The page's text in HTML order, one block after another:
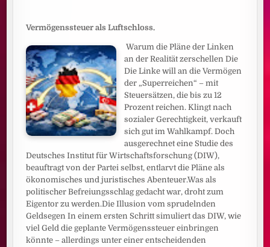
Vermögenssteuer als Luftschloss.
Warum die Pläne der Linken
an der Realität zerschellen Die
Die Linke will an die Vermögen
der „Superreichen“ – mit
Steuersätzen, die bis zu 12
Prozent reichen. Klingt nach
sozialer Gerechtigkeit, verkauft
sich gut im Wahlkampf. Doch
ausgerechnet eine Studie des
Deutsches Institut für Wirtschaftsforschung (DIW),
beauftragt von der Partei selbst, entlarvt die Pläne als
ökonomisches und juristisches Abenteuer.Was als
politischer Befreiungsschlag gedacht war, droht zum
Eigentor zu werden.Die Illusion vom sprudelnden
Geldsegen In einem ersten Schritt simuliert das DIW, wie
viel Geld die geplante Vermögenssteuer einbringen
könnte – allerdings unter einer entscheidenden